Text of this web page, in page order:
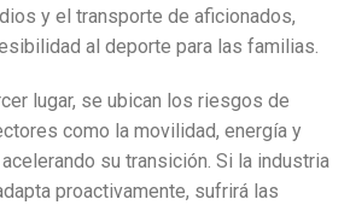
y el transporte de aficionados,
al deporte para las familias.
lugar, se ubican los riesgos de
como la movilidad, energía y
su transición. Si la industria
proactivamente, sufrirá las